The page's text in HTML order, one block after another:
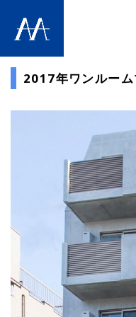
2017年ワンルーム